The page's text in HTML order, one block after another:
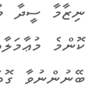
ނިޒާމާ ސީދާ
ކޮންމެ
ބޭނުންނުވާ